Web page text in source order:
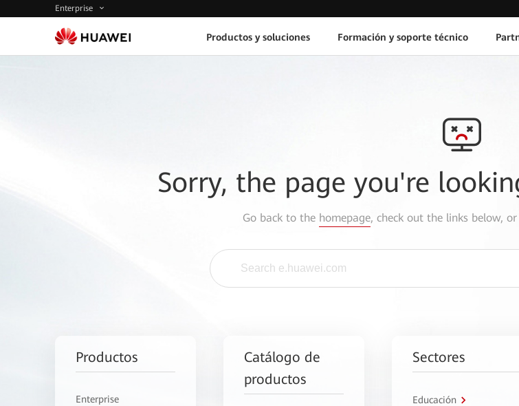
Enterprise
Productos y soluciones Formación y soporte técnico
Sorry, the page you're
Go back to the homepage, check out the links below,
Productos
Enterprise
Catálogo de
productos
Sectores
Educación